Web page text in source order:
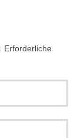
Erforderliche